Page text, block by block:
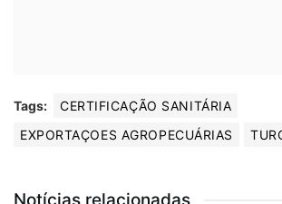
Tags:
CERTIFICAÇÃO SANITÁRIA
EXPORTAÇOES AGROPECUÁRIAS